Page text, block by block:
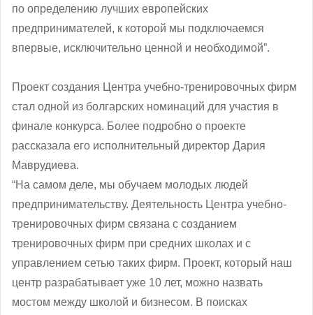
по определению лучших европейских
предпринимателей, к которой мы подключаемся
впервые, исключительно ценной и необходимой”.
Проект создания Центра учебно-тренировочных фирм
стал одной из болгарских номинаций для участия в
финале конкурса. Более подробно о проекте
рассказала его исполнительный директор Дария
Маврудиева.
“На самом деле, мы обучаем молодых людей
предпринимательству. Деятельность Центра учебно-
тренировочных фирм связана с созданием
тренировочных фирм при средних школах и с
управлением сетью таких фирм. Проект, который наш
центр разрабатывает уже 10 лет, можно назвать
мостом между школой и бизнесом. В поисках